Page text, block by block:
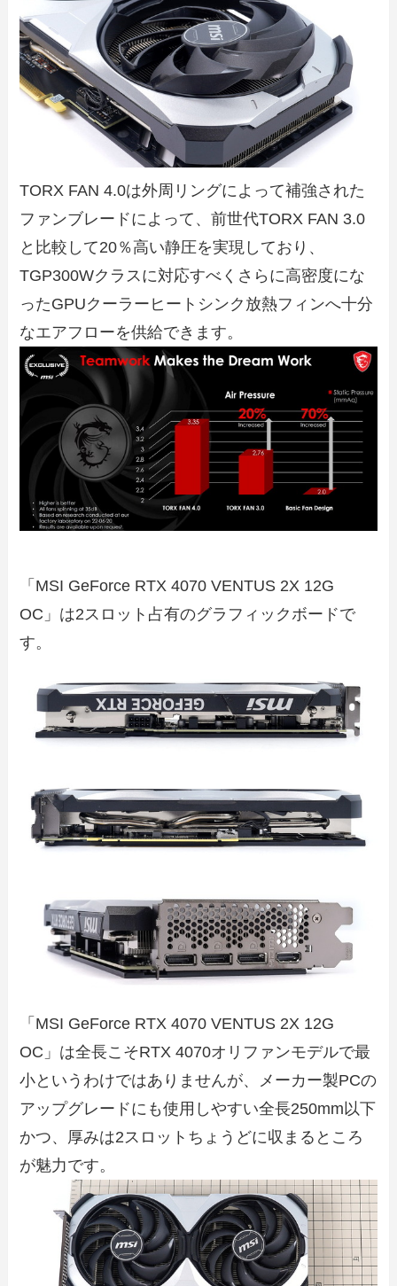
TORX FAN 4.0は外周リングによって補強された
ファンブレードによって、前世代TORX FAN 3.0
と比較して20％高い静圧を実現しており、
TGP300Wクラスに対応すべくさらに高密度にな
ったGPUクーラーヒートシンク放熱フィンへ十分
なエアフローを供給できます。
「MSI GeForce RTX 4070 VENTUS 2X 12G
OC」は2スロット占有のグラフィックボードで
す。
「MSI GeForce RTX 4070 VENTUS 2X 12G
OC」は全長こそRTX 4070オリファンモデルで最
小というわけではありませんが、メーカー製PCの
アップグレードにも使用しやすい全長250mm以下
かつ、厚みは2スロットちょうどに収まるところ
が魅力です。